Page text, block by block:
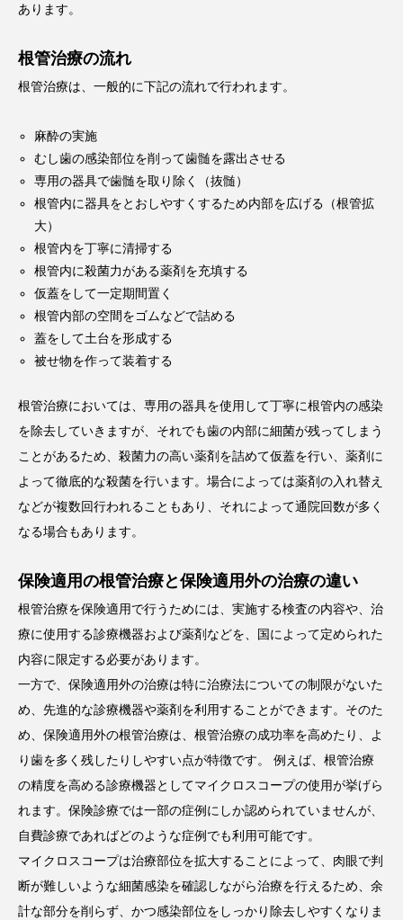
あります。
根管治療の流れ
根管治療は、一般的に下記の流れで行われます。
麻酔の実施
むし歯の感染部位を削って歯髄を露出させる
専用の器具で歯髄を取り除く（抜髄）
根管内に器具をとおしやすくするため内部を広げる（根管拡
大）
根管内を丁寧に清掃する
根管内に殺菌力がある薬剤を充填する
仮蓋をして一定期間置く
根管内部の空間をゴムなどで詰める
蓋をして土台を形成する
被せ物を作って装着する
根管治療においては、専用の器具を使用して丁寧に根管内の感染
を除去していきますが、それでも歯の内部に細菌が残ってしまう
ことがあるため、殺菌力の高い薬剤を詰めて仮蓋を行い、薬剤に
よって徹底的な殺菌を行います。場合によっては薬剤の入れ替え
などが複数回行われることもあり、それによって通院回数が多く
なる場合もあります。
保険適用の根管治療と保険適用外の治療の違い
根管治療を保険適用で行うためには、実施する検査の内容や、治
療に使用する診療機器および薬剤などを、国によって定められた
内容に限定する必要があります。
一方で、保険適用外の治療は特に治療法についての制限がないた
め、先進的な診療機器や薬剤を利用することができます。そのた
め、保険適用外の根管治療は、根管治療の成功率を高めたり、よ
り歯を多く残したりしやすい点が特徴です。 例えば、根管治療
の精度を高める診療機器としてマイクロスコープの使用が挙げら
れます。保険診療では一部の症例にしか認められていませんが、
自費診療であればどのような症例でも利用可能です。
マイクロスコープは治療部位を拡大することによって、肉眼で判
断が難しいような細菌感染を確認しながら治療を行えるため、余
計な部分を削らず、かつ感染部位をしっかり除去しやすくなりま